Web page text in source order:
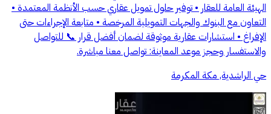
الهيئة العامة للعقار • توفير حلول تمويل عقاري حسب الأنظمة المعتمدة •
التعاون مع البنوك والجهات التمويلية المرخصة • متابعة الإجراءات حتى
الإفراغ • استشارات عقارية موثوقة لضمان أفضل قرار 📞 للتواصل
والاستفسار وحجز موعد المعاينة: تواصل معنا مباشرة.
حي الراشدية, مكة المكرمة